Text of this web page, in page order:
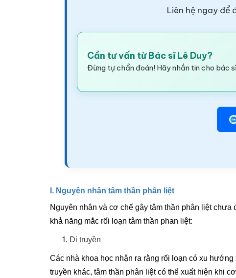
Liên hệ ngay để
Cần tư vấn từ Bác sĩ Lê Duy?
Đừng tự chẩn đoán! Hãy nhắn tin cho bác
I. Nguyên nhân tâm thần phân liệt
Nguyên nhân và cơ chế gây tâm thần phân liệt
khả năng mắc rối loạn tâm thần phan liệt:
Di truyền
Các nhà khoa học nhận ra rằng rối loạn có xu
truyền khác, tâm thần phân liệt có thể xuất hiện khi